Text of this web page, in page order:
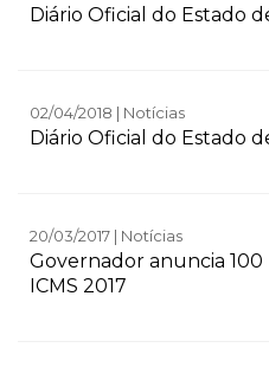
Diário Oficial do Estado
02/04/2018 | Notícias
Diário Oficial do Estado
20/03/2017 | Notícias
Governador anuncia 100
ICMS 2017